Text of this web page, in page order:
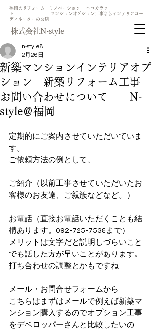
​福岡のリフォーム リノベーション エコカラッ
ト マンションオプション工事ならインテリアコー
ディネーターのお店
​株式会社N-style
新築マンションインテリアオプ
ション 新築リフォーム工事
お問い合わせについて N-
style＠福岡
n-style8
2月26日
定期的にご案内させていただいていま
す。
ご依頼方法の例として、
ご紹介（以前工事させていただいたお
客様のお友達、ご親族などなど。）
お電話（直接お電話いただくことも結
構あります。092-725-7538まで）
メリットは文字だと説明しづらいこと
でも話した方が早いことがあります。
打ち合わせの調整とかもですね
メール・お問合せフォームから
こちらはまずはメールで例えば新築マ
ンション購入するのでオプション工事
をデベロッパーさんと比較したいの